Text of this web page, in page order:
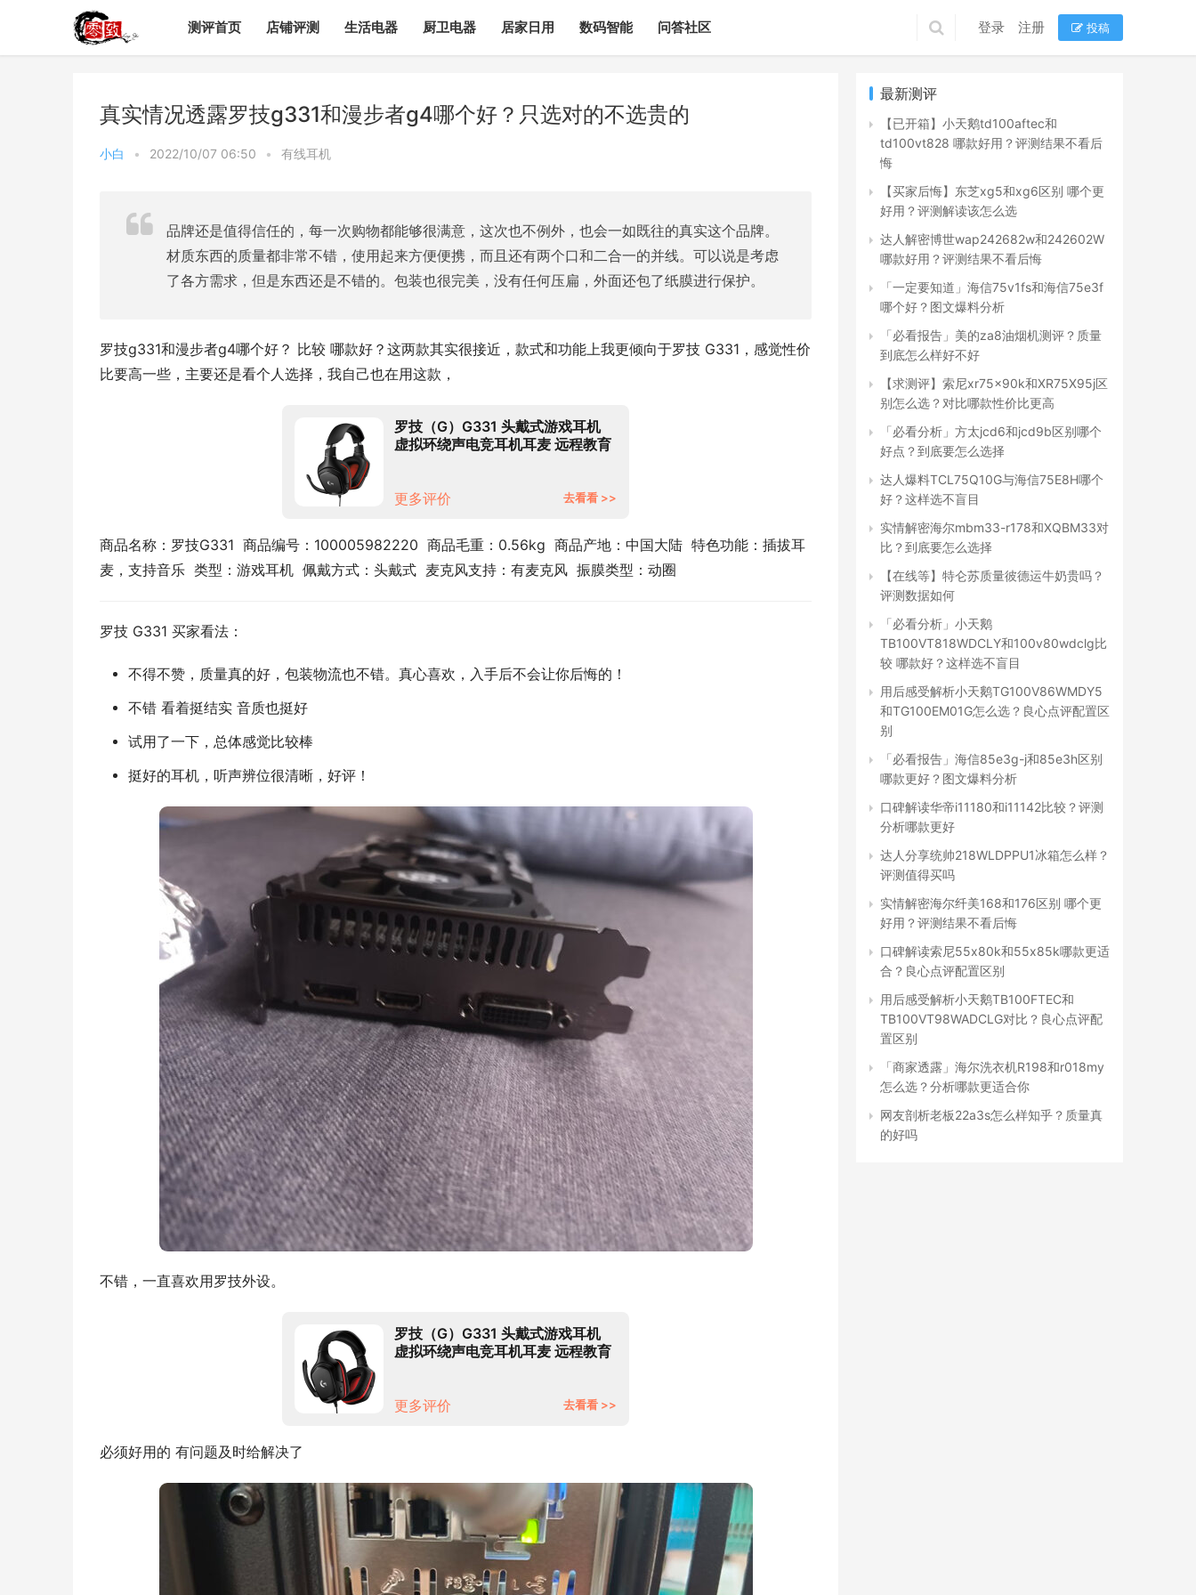
测评首页 店铺评测 生活电器 厨卫电器 居家日用 数码智能 问答社区 登录 注册 投稿
真实情况透露罗技g331和漫步者g4哪个好？只选对的不选贵的
小白 • 2022/10/07 06:50 • 有线耳机
品牌还是值得信任的，每一次购物都能够很满意，这次也不例外，也会一如既往的真实这个品牌。
材质东西的质量都非常不错，使用起来方便便携，而且还有两个口和二合一的并线。可以说是考虑
了各方需求，但是东西还是不错的。包装也很完美，没有任何压扁，外面还包了纸膜进行保护。
罗技g331和漫步者g4哪个好？ 比较 哪款好？这两款其实很接近，款式和功能上我更倾向于罗技 G331，感觉性价
比要高一些，主要还是看个人选择，我自己也在用这款，
罗技（G）G331 头戴式游戏耳机
虚拟环绕声电竞耳机耳麦 远程教育
更多评价
去看看 >>
商品名称：罗技G331  商品编号：100005982220  商品毛重：0.56kg  商品产地：中国大陆  特色功能：插拔耳
麦，支持音乐  类型：游戏耳机  佩戴方式：头戴式  麦克风支持：有麦克风  振膜类型：动圈
罗技 G331 买家看法：
不得不赞，质量真的好，包装物流也不错。真心喜欢，入手后不会让你后悔的！
不错 看着挺结实 音质也挺好
试用了一下，总体感觉比较棒
挺好的耳机，听声辨位很清晰，好评！
不错，一直喜欢用罗技外设。
罗技（G）G331 头戴式游戏耳机
虚拟环绕声电竞耳机耳麦 远程教育
更多评价
去看看 >>
必须好用的 有问题及时给解决了
最新测评
【已开箱】小天鹅td100aftec和
td100vt828 哪款好用？评测结果不看后
悔
【买家后悔】东芝xg5和xg6区别 哪个更
好用？评测解读该怎么选
达人解密博世wap242682w和242602W
哪款好用？评测结果不看后悔
「一定要知道」海信75v1fs和海信75e3f
哪个好？图文爆料分析
「必看报告」美的za8油烟机测评？质量
到底怎么样好不好
【求测评】索尼xr75x90k和XR75X95j区
别怎么选？对比哪款性价比更高
「必看分析」方太jcd6和jcd9b区别哪个
好点？到底要怎么选择
达人爆料TCL75Q10G与海信75E8H哪个
好？这样选不盲目
实情解密海尔mbm33-r178和XQBM33对
比？到底要怎么选择
【在线等】特仑苏质量彼德运牛奶贵吗？
评测数据如何
「必看分析」小天鹅
TB100VT818WDCLY和100v80wdclg比
较 哪款好？这样选不盲目
用后感受解析小天鹅TG100V86WMDY5
和TG100EM01G怎么选？良心点评配置区
别
「必看报告」海信85e3g-j和85e3h区别
哪款更好？图文爆料分析
口碑解读华帝i11180和i11142比较？评测
分析哪款更好
达人分享统帅218WLDPPU1冰箱怎么样？
评测值得买吗
实情解密海尔纤美168和176区别 哪个更
好用？评测结果不看后悔
口碑解读索尼55x80k和55x85k哪款更适
合？良心点评配置区别
用后感受解析小天鹅TB100FTEC和
TB100VT98WADCLG对比？良心点评配
置区别
「商家透露」海尔洗衣机R198和r018my
怎么选？分析哪款更适合你
网友剖析老板22a3s怎么样知乎？质量真
的好吗